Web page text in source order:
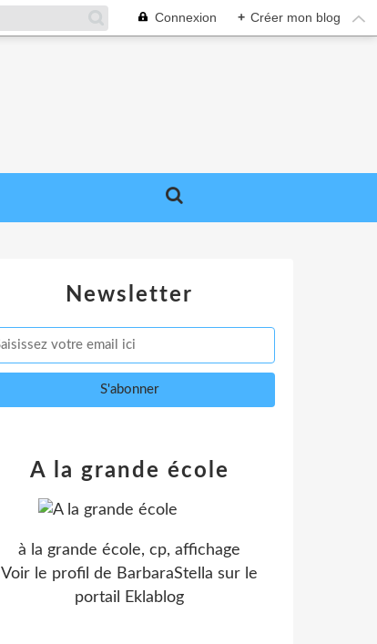
Connexion + Créer mon blog
Newsletter
A la grande école
à la grande école, cp, affichage
Voir le profil de BarbaraStella sur le
portail Eklablog